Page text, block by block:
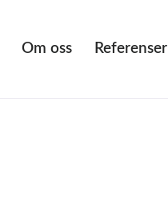
Om oss Referenser